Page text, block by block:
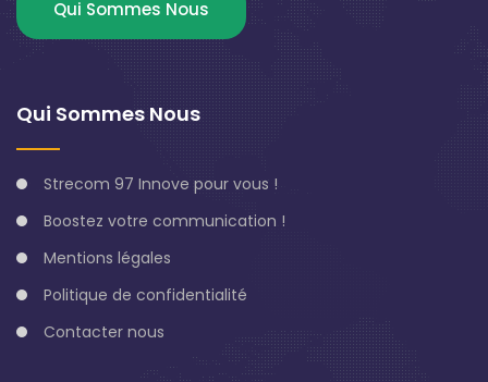
Qui Sommes Nous
Qui Sommes Nous
Strecom 97 Innove pour vous !
Boostez votre communication !
Mentions légales
Politique de confidentialité
Contacter nous